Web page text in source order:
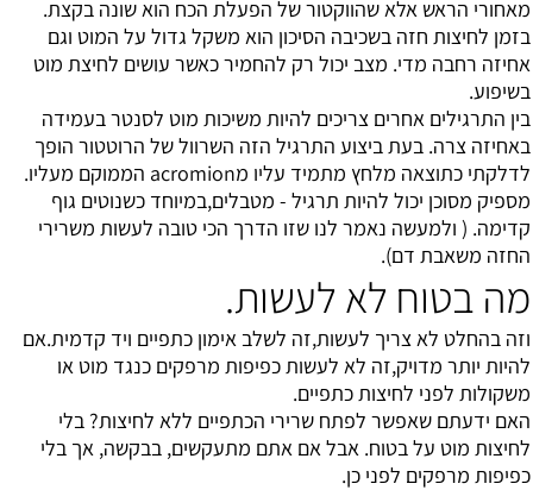
מאחורי הראש אלא שהווקטור של הפעלת הכח הוא שונה בקצת.
בזמן לחיצות חזה בשכיבה הסיכון הוא משקל גדול על המוט וגם
אחיזה רחבה מדי. מצב יכול רק להחמיר כאשר עושים לחיצת מוט
בשיפוע.
בין התרגילים אחרים צריכים להיות משיכות מוט לסנטר בעמידה
באחיזה צרה. בעת ביצוע התרגיל הזה השרוול של הרוטטור הופך
לדלקתי כתוצאה מלחץ מתמיד עליו מacromion הממוקם מעליו.
מספיק מסוכן יכול להיות תרגיל - מטבלים,במיוחד כשנוטים גוף
קדימה. ( ולמעשה נאמר לנו שזו הדרך הכי טובה לעשות משרירי
החזה משאבת דם).
מה בטוח לא לעשות.
וזה בהחלט לא צריך לעשות,זה לשלב אימון כתפיים ויד קדמית.אם
להיות יותר מדויק,זה לא לעשות כפיפות מרפקים כנגד מוט או
משקולות לפני לחיצות כתפיים.
האם ידעתם שאפשר לפתח שרירי הכתפיים ללא לחיצות? בלי
לחיצות מוט על בטוח. אבל אם אתם מתעקשים, בבקשה, אך בלי
כפיפות מרפקים לפני כן.